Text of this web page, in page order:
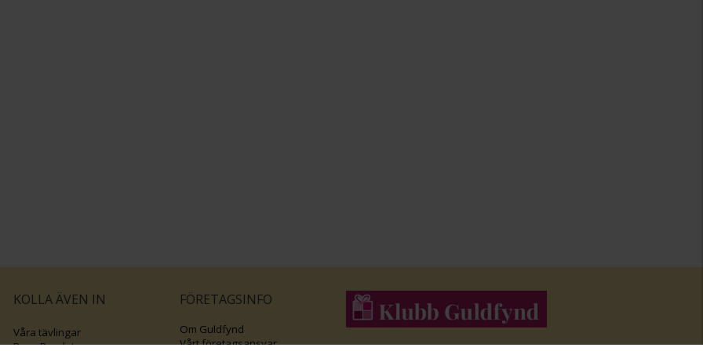
KOLLA ÄVEN IN
Våra tävlingar
Rosa Bandet
FÖRETAGSINFO
Om Guldfynd
Vårt företagsansvar